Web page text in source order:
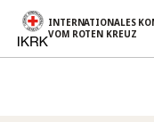
INTERNATIONALES
VOM ROTEN KREUZ